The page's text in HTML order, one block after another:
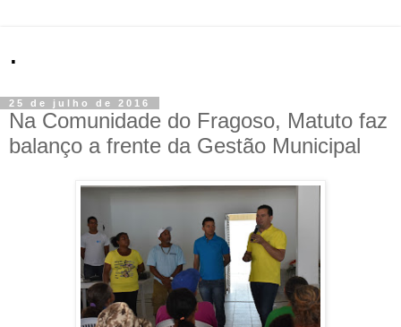
.
25 de julho de 2016
Na Comunidade do Fragoso, Matuto faz
balanço a frente da Gestão Municipal